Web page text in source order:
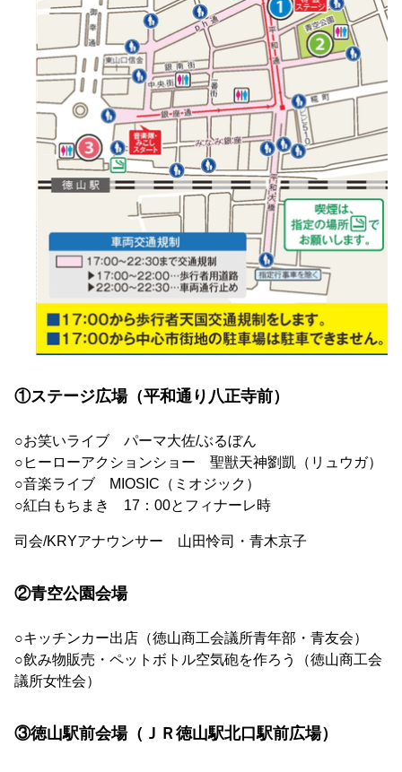
①ステージ広場（平和通り八正寺前）
○お笑いライブ パーマ大佐/ぶるぼん
○ヒーローアクションショー 聖獣天神劉凱（リュウガ）
○音楽ライブ MIOSIC（ミオジック）
○紅白もちまき 17：00とフィナーレ時
司会/KRYアナウンサー 山田怜司・青木京子
②青空公園会場
○キッチンカー出店（徳山商工会議所青年部・青友会）
○飲み物販売・ペットボトル空気砲を作ろう（徳山商工会
議所女性会）
③徳山駅前会場（ＪＲ徳山駅北口駅前広場）